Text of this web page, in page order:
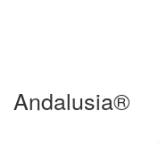
Andalusia®